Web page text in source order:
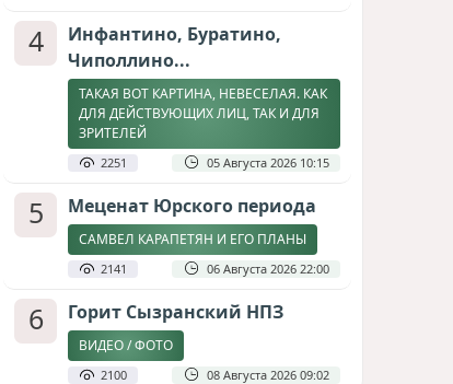
4
Инфантино, Буратино,
Чиполлино...
ТАКАЯ ВОТ КАРТИНА, НЕВЕСЕЛАЯ. КАК
ДЛЯ ДЕЙСТВУЮЩИХ ЛИЦ, ТАК И ДЛЯ
ЗРИТЕЛЕЙ
2251 05 Августа 2026 10:15
5 Меценат Юрского периода
САМВЕЛ КАРАПЕТЯН И ЕГО ПЛАНЫ
2141 06 Августа 2026 22:00
6 Горит Сызранский НПЗ
ВИДЕО / ФОТО
2100 08 Августа 2026 09:02